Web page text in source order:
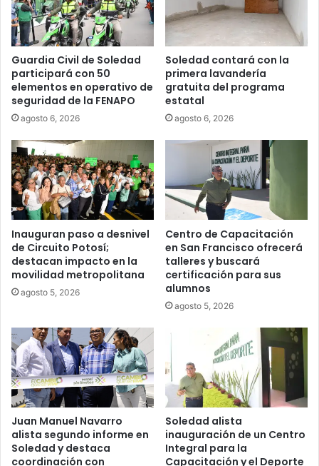
Guardia Civil de Soledad
participará con 50
elementos en operativo de
seguridad de la FENAPO
agosto 6, 2026
Soledad contará con la
primera lavandería
gratuita del programa
estatal
agosto 6, 2026
Inauguran paso a desnivel
de Circuito Potosí;
destacan impacto en la
movilidad metropolitana
agosto 5, 2026
Centro de Capacitación
en San Francisco ofrecerá
talleres y buscará
certificación para sus
alumnos
agosto 5, 2026
Juan Manuel Navarro
alista segundo informe en
Soledad y destaca
coordinación con
Soledad alista
inauguración de un Centro
Integral para la
Capacitación y el Deporte